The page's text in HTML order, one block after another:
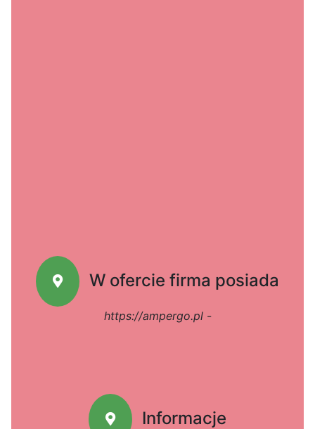
W ofercie firma posiada
https://ampergo.pl-
Informacje